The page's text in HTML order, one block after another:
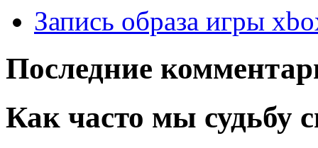
Запись образа игры
Последние
Как часто мы судьбу